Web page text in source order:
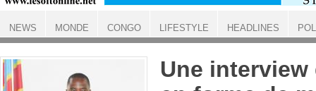
ACCUEIL
Une interview
NEWS MONDE CONGO LIFESTYLE HEADLINES